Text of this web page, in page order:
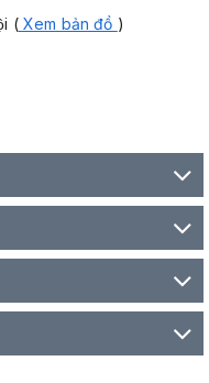
(Xem bản đồ )